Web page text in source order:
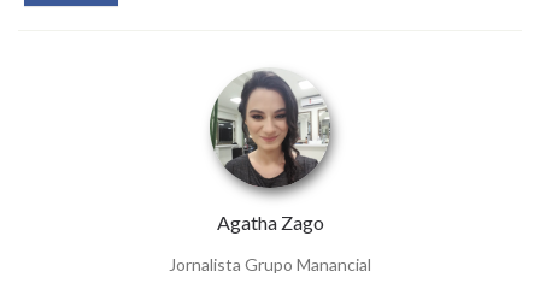
Agatha Zago
Jornalista Grupo Manancial